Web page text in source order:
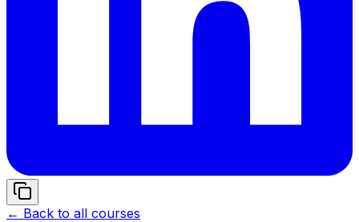
← Back to all courses